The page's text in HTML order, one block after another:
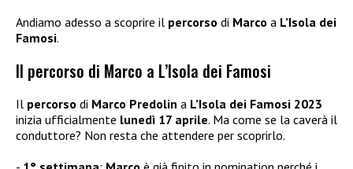
Andiamo adesso a scoprire il percorso di Marco a L’Isola dei
Famosi.
Il percorso di Marco a L’Isola dei Famosi
Il percorso di Marco Predolin a L’Isola dei Famosi 2023
inizia ufficialmente lunedì 17 aprile. Ma come se la caverà il
conduttore? Non resta che attendere per scoprirlo.